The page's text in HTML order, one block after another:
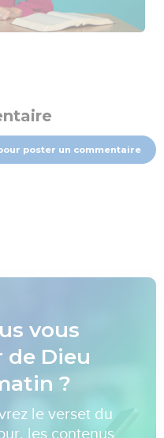
poster un commentaire
vous
de Dieu
?
le verset du
les contenus